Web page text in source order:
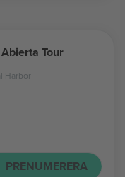
Tour
Harbor
PRENUMERERA